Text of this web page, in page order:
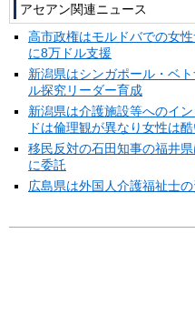
アセアン関連ニュース
高市政権はモルドバでの女
に8万ドル支援
新潟県はシンガポール・ベ
ル探究リーダー育成
新潟県は介護施設等へのイ
ドは倫理観が異なり女性は
移民反対の石田知事の福井
に委託
広島県は外国人介護福祉士